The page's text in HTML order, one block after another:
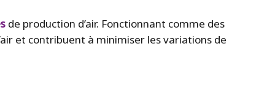
de production d’air. Fonctionnant comme des
et contribuent à minimiser les variations de